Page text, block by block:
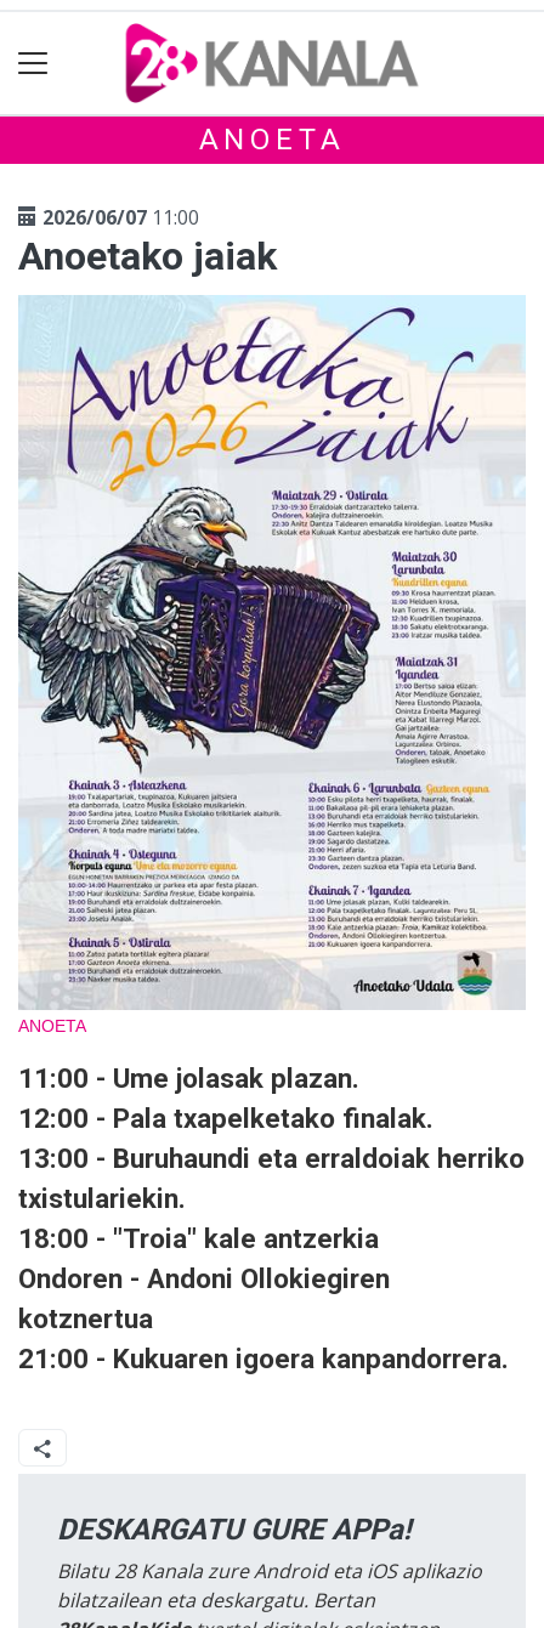
ANOETA
2026/06/07 11:00
Anoetako jaiak
ANOETA
11:00 - Ume jolasak plazan.
12:00 - Pala txapelketako finalak.
13:00 - Buruhaundi eta erraldoiak herriko
txistulariekin.
18:00 - "Troia" kale antzerkia
Ondoren - Andoni Ollokiegiren
kotznertua
21:00 - Kukuaren igoera kanpandorrera.
DESKARGATU GURE APPa!
Bilatu 28 Kanala zure Android eta iOS aplikazio
bilatzailean eta deskargatu. Bertan